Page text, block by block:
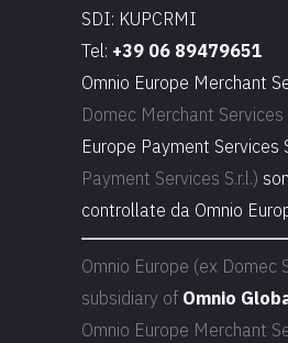
SDI: KUPCRMI
Tel: +39 06 89479651
Omnio Europe Merchant
Domec Merchant Services
Europe Payment Services
Payment Services S.r.l.)
controllate da Omnio
Omnio Europe (ex Domec
subsidiary of Omnio
Omnio Europe Merchant